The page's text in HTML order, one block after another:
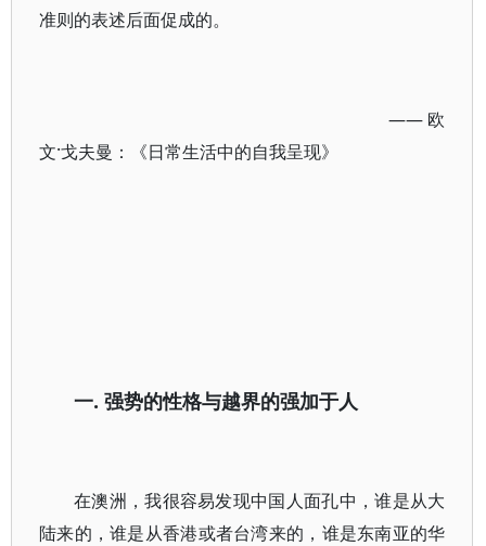
准则的表述后面促成的。
—— 欧
文·戈夫曼：《日常生活中的自我呈现》
一. 强势的性格与越界的强加于人
在澳洲，我很容易发现中国人面孔中，谁是从大
陆来的，谁是从香港或者台湾来的，谁是东南亚的华